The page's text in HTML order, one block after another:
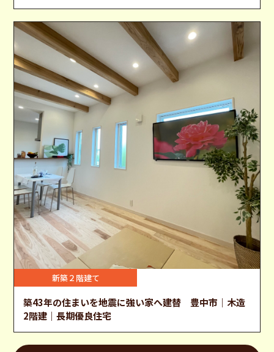
新築２階建て
築43年の住まいを地震に強い家へ建替 豊中市｜木造
2階建｜長期優良住宅